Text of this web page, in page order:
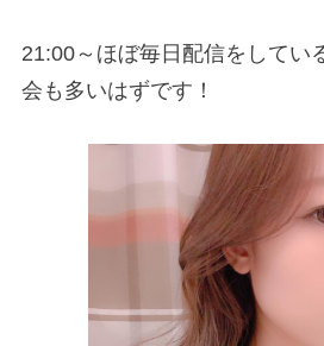
21:00～ほぼ毎日配信をしてい
会も多いはずです！